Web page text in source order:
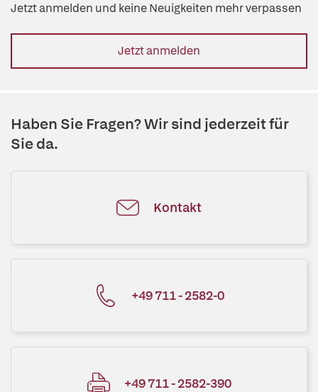
Jetzt anmelden und keine Neuigkeiten mehr verpassen
Jetzt anmelden
Haben Sie Fragen? Wir sind jederzeit für
Sie da.
Kontakt
+49 711 - 2582-0
+49 711 - 2582-390